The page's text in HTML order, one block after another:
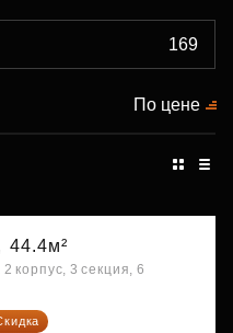
По цене
44.4м²
корпус, 3 секция, 6